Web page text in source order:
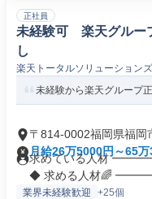
正社員
未経験可 楽天グル
し
楽天トータルソリューション
未経験から楽天グループ
〒814-0002福岡県福岡
月給26万5000円～65万
求めている人
◆ 求める人材🌈
業界未経験歓迎 +25個